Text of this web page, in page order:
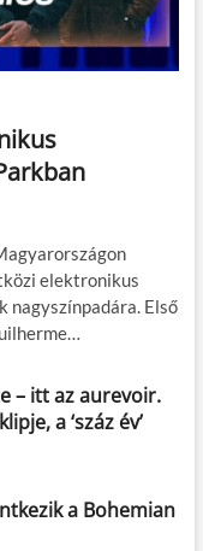
elektronikus
nagyszínpadára. Első
– itt az aurevoir.
a ‘száz év’
a Bohemian